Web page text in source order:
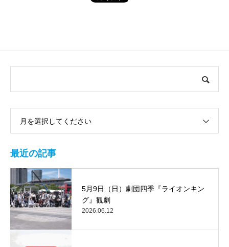
月を選択してください
最近の記事
5月9日（日）劇団四季『ライオンキン
グ』観劇
2026.06.12